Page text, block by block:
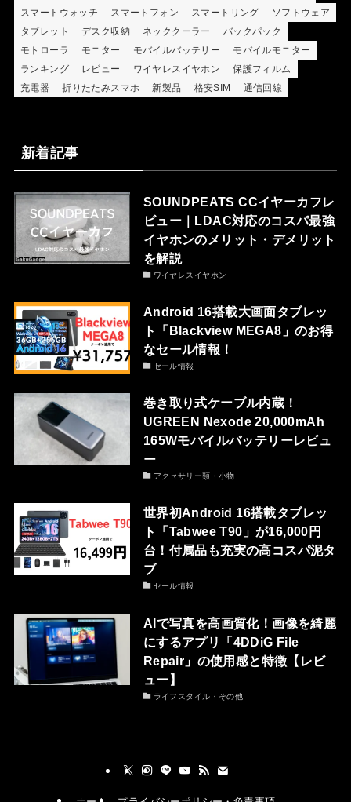
スマートウォッチ
スマートフォン スマートリング
ソフトウェア
タブレット
デスク収納 ネッククーラー
バックパック
モトローラ
モニター モバイルバッテリー
モバイルモニター
ランキング
レビュー ワイヤレスイヤホン
保護フィルム
充電器
折りたたみスマホ 新製品 格安SIM 通信回線
新着記事
SOUNDPEATS CCイヤーカフレ
ビュー｜LDAC対応のコスパ最強
イヤホンのメリット・デメリット
を解説
ワイヤレスイヤホン
Android 16搭載大画面タブレッ
ト「Blackview MEGA8」のお得
なセール情報！
セール情報
巻き取り式ケーブル内蔵！
UGREEN Nexode 20,000mAh
165Wモバイルバッテリーレビュ
ー
アクセサリー類・小物
世界初Android 16搭載タブレッ
ト「Tabwee T90」が16,000円
台！付属品も充実の高コスパ泥タ
ブ
セール情報
AIで写真を高画質化！画像を綺麗
にするアプリ「4DDiG File
Repair」の使用感と特徴【レビ
ュー】
ライフスタイル・その他